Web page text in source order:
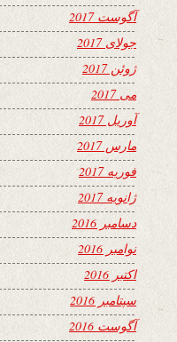
آگوست 2017
جولای 2017
ژوئن 2017
می 2017
آوریل 2017
مارس 2017
فوریه 2017
ژانویه 2017
دسامبر 2016
نوامبر 2016
اکتبر 2016
سپتامبر 2016
آگوست 2016